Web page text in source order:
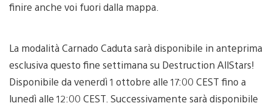
finire anche voi fuori dalla mappa.
La modalità Carnado Caduta sarà disponibile in anteprima
esclusiva questo fine settimana su Destruction AllStars!
Disponibile da venerdì 1 ottobre alle 17:00 CEST fino a
lunedì alle 12:00 CEST. Successivamente sarà disponibile